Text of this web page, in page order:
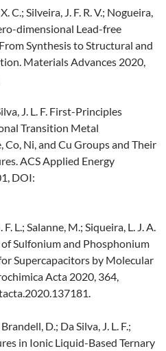
C.; Silveira, J. F. R. V.; Nogueira,
dimensional Lead-free
Synthesis to Structural and
Materials Advances 2020,
J. L. F. First-Principles
Transition Metal
Co, Ni, and Cu Groups and Their
ACS Applied Energy
DOI:
L.; Salanne, M.; Siqueira, L. J. A.
Sulfonium and Phosphonium
Supercapacitors by Molecular
Acta 2020, 364,
D.; Da Silva, J. L. F.;
in Ionic Liquid-Based Ternary